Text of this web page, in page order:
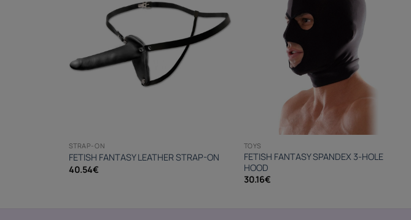
STRAP-ON
FETISH FANTASY LEATHER STRAP-ON
40.54€
TOYS
FETISH FANTASY SPANDEX 3-HOLE
HOOD
30.16€